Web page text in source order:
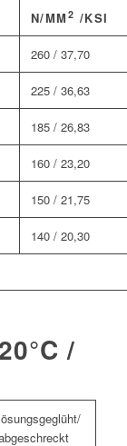
N/MM 2 /KSI
260 / 37,70
225 / 36,63
185 / 26,83
160 / 23,20
150 / 21,75
140 / 20,30
/
lösungsgeglüht/